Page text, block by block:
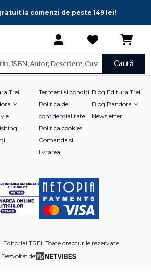
la comenzi de peste 149 lei!
Caută
Trei
M
Termeni și condiții
Politica de
confidențialitate
Politica cookies
Comanda si
livrarea
Blog Editura Trei
Blog Pandora M
Newsletter
TREI. Toate drepturile rezervate.
Dezvoltat de: